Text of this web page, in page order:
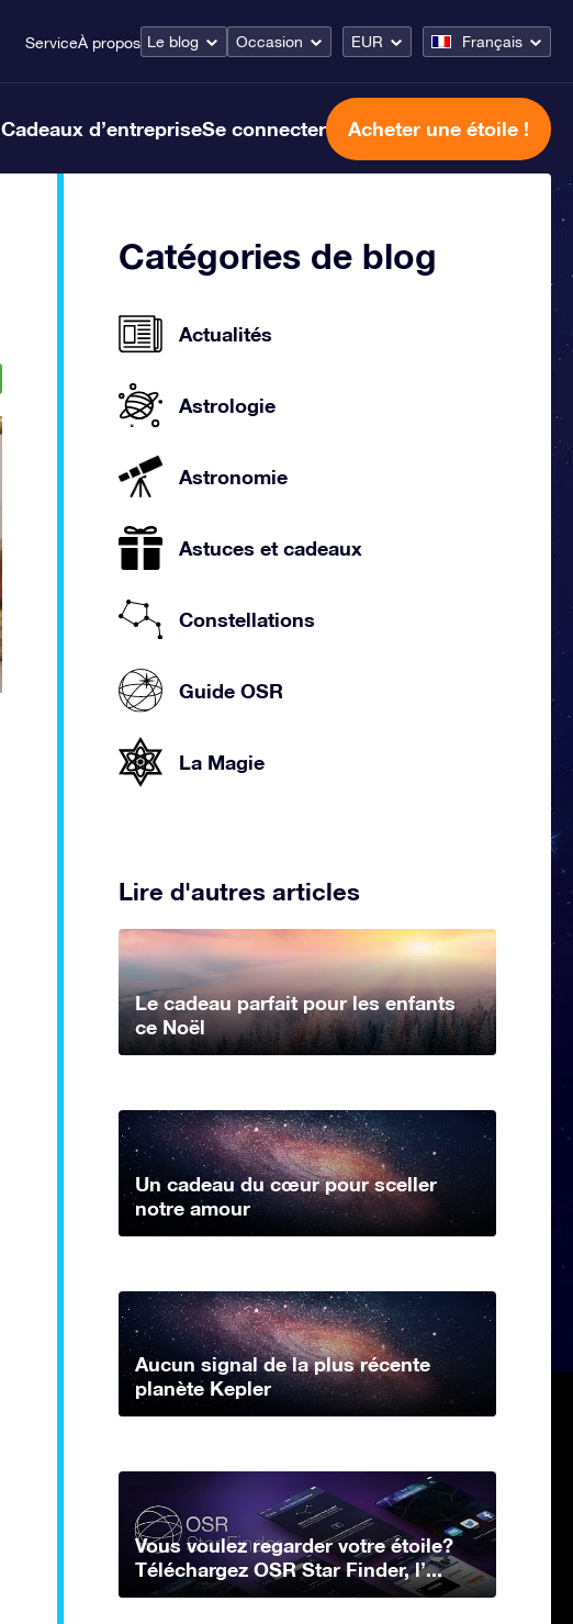
ServiceÀ propos Le blog Occasion EUR Français
Cadeaux d’entrepriseSe connecter Acheter une étoile !
Catégories de blog
Actualités
Astrologie
Astronomie
Astuces et cadeaux
Constellations
Guide OSR
La Magie
Lire d'autres articles
Le cadeau parfait pour les enfants
ce Noël
Un cadeau du cœur pour sceller
notre amour
Aucun signal de la plus récente
planète Kepler
Vous voulez regarder votre étoile?
Téléchargez OSR Star Finder, l’...